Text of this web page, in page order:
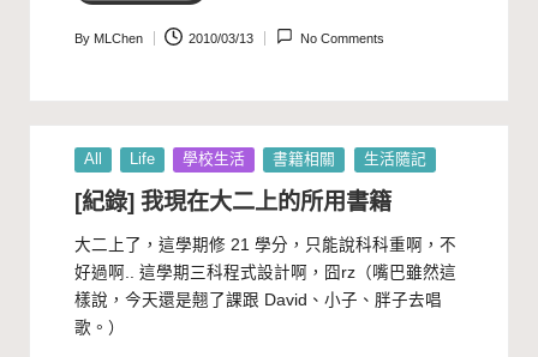
Posted
By MLChen 2010/03/13 No Comments
Posted
All Life 學校生活 書籍相關 生活隨記
[紀錄] 我現在大二上的所用書籍
大二上了，這學期修 21 學分，只能說科科重啊，不
好過啊.. 這學期三科程式設計啊，囧rz（嘴巴雖然這
樣說，今天還是翹了課跟 David 、 小子 、 胖子去唱
歌。）